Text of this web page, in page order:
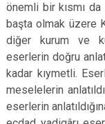
önemli bir kısmı
başta olmak üzere
diğer kurum ve
eserlerin doğru
kadar kıymetli.
meselelerin
eserlerin